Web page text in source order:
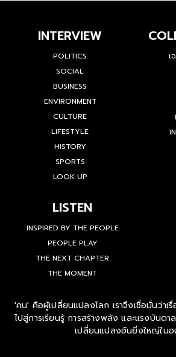
INTERVIEW
POLITICS
SOCIAL
BUSINESS
ENVIRONMENT
CULTURE
LIFESTYLE
HISTORY
SPORTS
LOOK UP
เ
LISTEN
INSPIRED BY THE PEOPLE
PEOPLE PLAY
THE NEXT CHAPTER
THE MOMENT
'คน' คือผู้เปลี่ยนแปลงโลก เราจึงเชื่อมั่นว่าเ
ไปสู่การเรียนรู้ การสร้างพลัง และแรงบันดา
เปลี่ยนแปลงอันยิ่งใหญ่ใน